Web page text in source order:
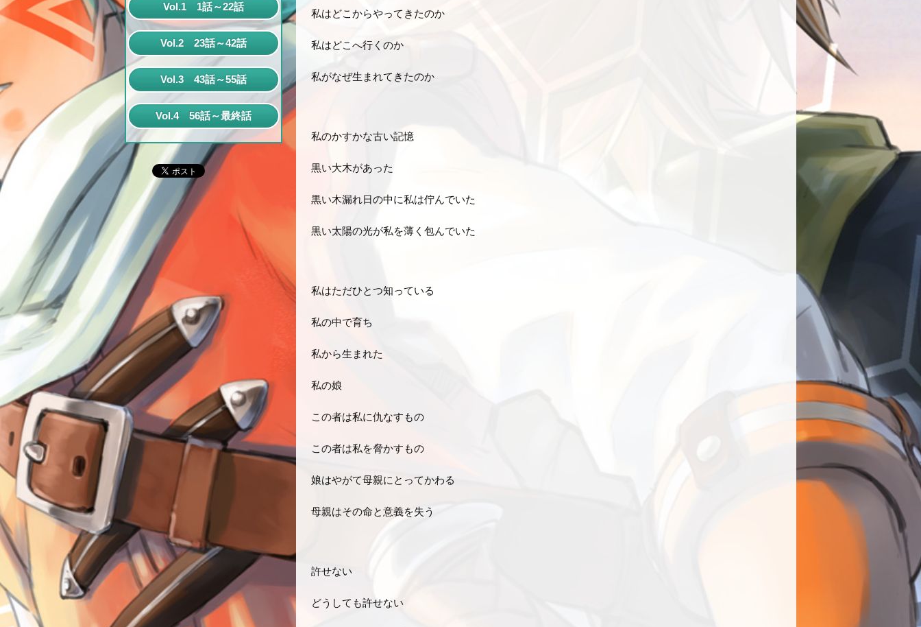
Vol.1 1話～22話
第1話
第3話
第4話
第6話
第7話
第8話
第11話
第12話
第13話
第14話
第15話
第16話
第17話
第18話
第19話
第20話
第21話
第22話
Vol.2 23話～42話
第23話
第25話
第26話
第27話
第28話
第29話
第32話
第33話
第34話
第35話
第36話
第37話
第38話
第40話
第41話
第42話
Vol.3 43話～55話
第43話
第45話
第46話
第47話
第48話
第50話
第51話
第52話
第53話
第55話
Vol.4 56話～最終話
第56話
第57話
第58話
第59話
第62話
第63話
第64話
第65話
第66話
第67話 NEW
第68話NEW
第69話
私はどこからやってきたのか
私はどこへ行くのか
私がなぜ生まれてきたのか
私のかすかな古い記憶
黒い大木があった
黒い木漏れ日の中に私は佇んでいた
黒い太陽の光が私を薄く包んでいた
私はただひとつ知っている
私の中で育ち
私から生まれた
私の娘
この者は私に仇なすもの
この者は私を脅かすもの
娘はやがて母親にとってかわる
母親はその命と意義を失う
許せない
どうしても許せない